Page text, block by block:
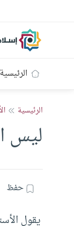
الرئيسية
الرئيسية
ليس
حفظ
يقول